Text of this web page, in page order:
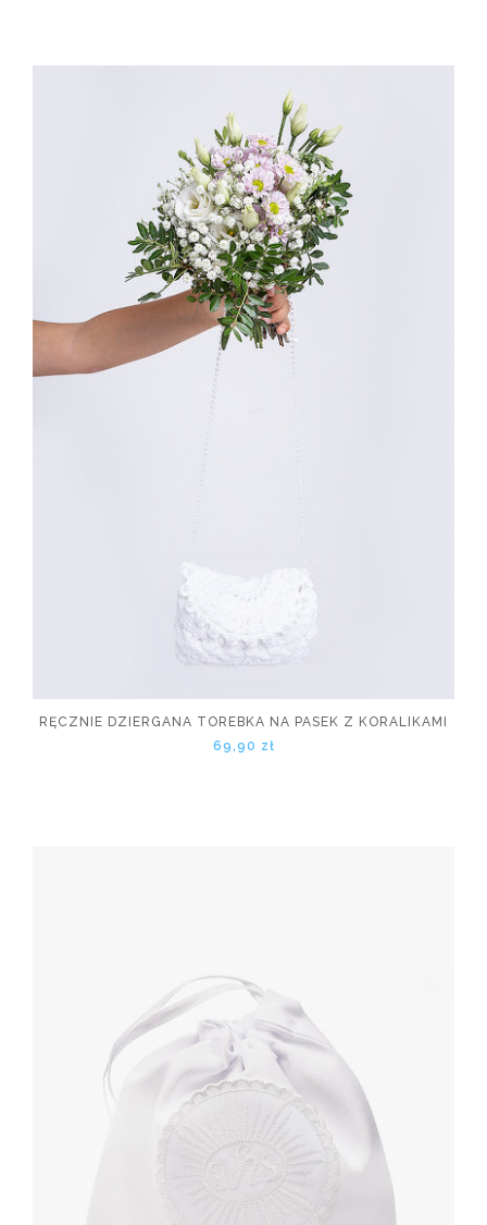
RĘCZNIE DZIERGANA TOREBKA NA PASEK Z KORALIKAMI
69,90 zł